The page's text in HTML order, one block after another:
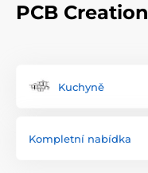
PCB Creation
Kuchyně
Kompletní nabídka